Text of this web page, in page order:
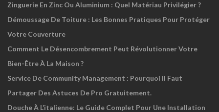
Zinguerie En Zinc Ou Aluminium : Quel Matériau Privilégier ?
Démoussage De Toiture : Les Bonnes Pratiques Pour Protéger
Votre Couverture
Comment Le Désencombrement Peut Révolutionner Votre
Bien-Être À La Maison ?
Service De Community Management : Pourquoi Il Faut
Partager Des Astuces De Pro Gratuitement.
Douche À L’italienne: Le Guide Complet Pour Une Installation